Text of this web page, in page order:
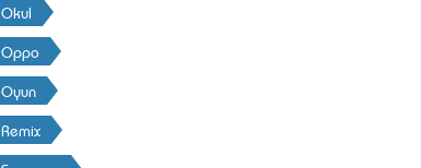
Okul
Oppo
Oyun
Remix